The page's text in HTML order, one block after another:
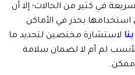
في كثير من الحالات؛ إلا أن
بحذر في الأماكن
لاستشارة مختصين لتحديد ما
لم أم لا لضمان سلامة
ممكن.